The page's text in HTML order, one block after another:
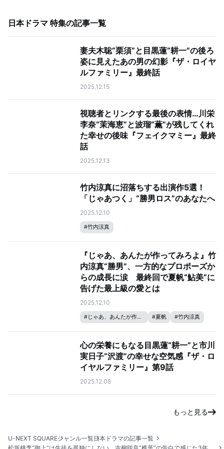
日本ドラマ 特集の記事一覧
妻夫木聡“栗須”と目黒蓮“耕一”の後ろ
姿に見えたあの男の幻影『ザ・ロイヤ
ルファミリー』最終話
2025.12.15
視聴者とリンクする最後の表情…川栄
李奈“茉海恵”と波瑠“薫”が残してくれ
た幸せの後味『フェイクマミー』最終
話
2025.12.13
竹内涼真に沼落ちする出演作5選！
「じゃあつく」“勝男ロス”のあなたへ
2025.12.10
#竹内涼真
『じゃあ、あんたが作ってみろよ』竹
内涼真“勝男”、一方的なプロポーズか
らの成長に涙 最終回で夏帆“鮎美”に
告げた最上級の愛とは
2025.12.10
#じゃあ、あんたが作ってみろよ #夏帆 #竹内涼真
心の栄養にもなる目黒蓮“耕一”と市川
実日子“沢渡”の幸せな空気感『ザ・ロ
イヤルファミリー』第9話
2025.12.08
もっと見る
U-NEXT SQUAREジャンル一覧日本ドラマの記事一覧